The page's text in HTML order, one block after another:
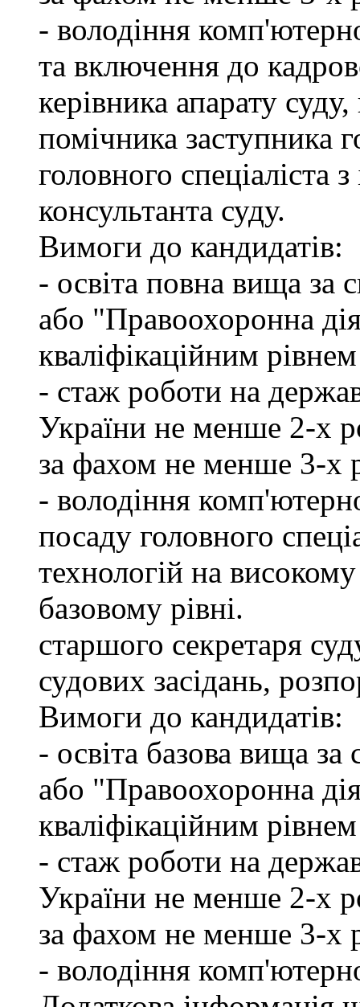
- володіння
та включення до
керівника апарату
помічника заступника
головного спеціаліста
консультанта суду.
Вимоги до кандидатів:
- освіта повна вища за
або "Правоохоронна
кваліфікаційним
- стаж роботи на
України не менше 2-х
за фахом не менше 3-х
- володіння
посаду головного
технологій на
базовому рівні.
старшого секретаря
судових засідань,
Вимоги до кандидатів:
- освіта базова вища
або "Правоохоронна
кваліфікаційним
- стаж роботи на
України не менше 2-х
за фахом не менше 3-х
- володіння